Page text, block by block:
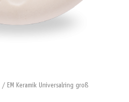
/ EM Keramik Universalring groß